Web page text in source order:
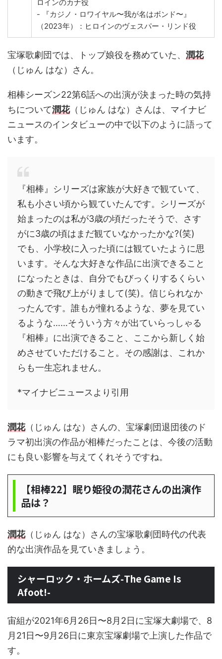
ロインのカナ役
- 『カジノ・ロワイヤル〜我が名はボンド〜』
（2023年）：ヒロインのヴェスパー・リンド役
宝塚歌劇団では、トップ娘役を務めていた、 潤花
（じゅん はな）さん。
相棒シーズン22第6話への出演が決まった時の気持
ちについて潤花（じゅん はな）さんは、マイナビ
ニュースのインタビューの中で以下のように語って
います。
『相棒』シリーズは家族が大好きで観ていて、
私も小さい頃から観ていたんです。シリーズが
始まったのは私が3歳の頃だったそうで、さす
がに3歳の頃はまだ観ていなかったかな?(笑)
でも、小学校に入った頃には観ていたように思
います。そんな大好きな作品に出演できること
になったときは、自分でもびっくりするくらい
の動きで飛び上がりまして(笑)。信じられなか
ったんです。誰もが憧れるような、夢を見てい
るような……そういう方々が出ていらっしゃる
『相棒』に出演できること、ここから新しく始
めさせていただけること。その感謝は、これか
らも一生忘れません。
*マイナビニュースより引用
潤花（じゅん はな）さんの、宝塚劇団退団後のド
ラマ初出演の作品が相棒だったことは、今後の活動
にも良い影響を与えてくれそうですね。
【相棒22】眠り姫役の潤花さんの出演作
品は？
潤花（じゅん はな）さんの宝塚歌劇団時代の代表
的な出演作品を見ていきましょう。
シャーロック・ホームズ-The Game Is
Afoot!-
宙組が2021年6月26日〜8月2日に宝塚大劇場で、8
月21日〜9月26日に東京宝塚劇場で上演した作品で
す。